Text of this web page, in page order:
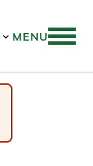
MENU